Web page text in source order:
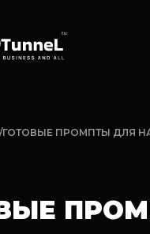
/ГОТОВЫЕ ПРОМПТЫ ДЛЯ